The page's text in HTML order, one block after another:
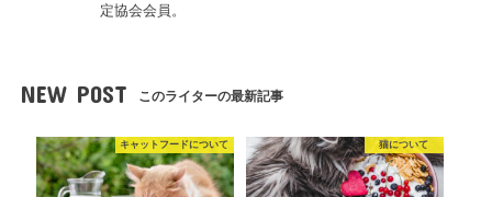
定協会会員。
NEW POST このライターの最新記事
キャットフードについて 猫について